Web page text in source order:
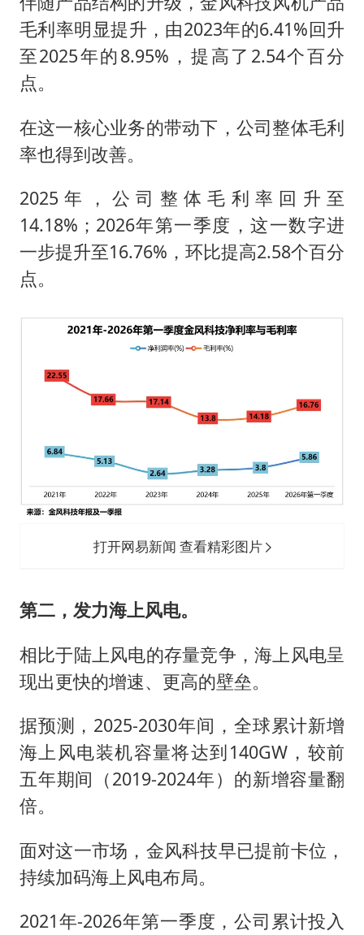
毛利率明显提升，由2023年的6.41%回升
至2025年的8.95%，提高了2.54个百分
点。
在这一核心业务的带动下，公司整体毛利
率也得到改善。
2025年，公司整体毛利率回升至
14.18%；2026年第一季度，这一数字进
一步提升至16.76%，环比提高2.58个百分
点。
打开网易新闻 查看精彩图片
第二，发力海上风电。
相比于陆上风电的存量竞争，海上风电呈
现出更快的增速、更高的壁垒。
据预测，2025-2030年间，全球累计新增
海上风电装机容量将达到140GW，较前
五年期间（2019-2024年）的新增容量翻
倍。
面对这一市场，金风科技早已提前卡位，
持续加码海上风电布局。
2021年-2026年第一季度，公司累计投入